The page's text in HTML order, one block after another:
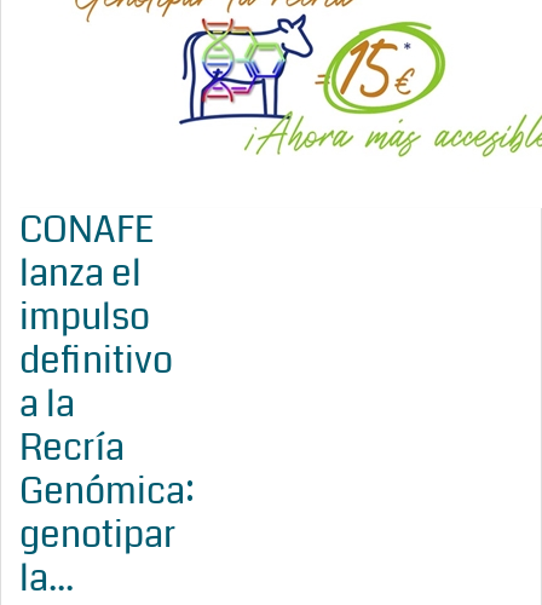
CONAFE
lanza el
impulso
definitivo
a la
Recría
Genómica:
genotipar
la...